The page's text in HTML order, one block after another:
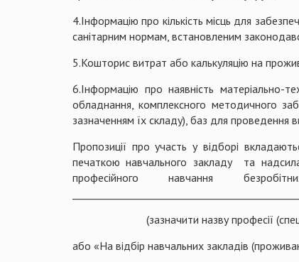
4.Інформацію про кількість місць для
санітарним нормам, встановленим
5.Кошторис витрат або калькуляцію на
6.Інформацію про наявність матеріально-
обладнання, комплексного методичного
зазначенням їх складу), баз для проведення
Пропозиції про участь у відборі
печаткою навчального закладу та
професійного навчання
(зазначити назву професії
або «На відбір навчальних закладів